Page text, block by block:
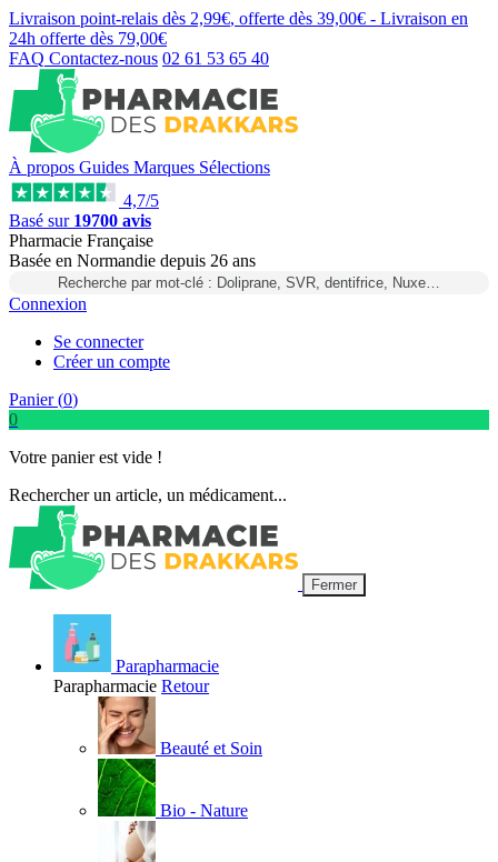
Livraison point-relais dès 2,99€, offerte dès 39,00€ - Livraison en
24h offerte dès 79,00€
FAQ Contactez-nous 02 61 53 65 40
À propos Guides Marques Sélections
4,7/5
Basé sur 19700 avis
Pharmacie Française
Basée en Normandie depuis 26 ans
Recherche par mot-clé : Doliprane, SVR, dentifrice, Nuxe…
Connexion
Se connecter
Créer un compte
Panier (0)
0
Votre panier est vide !
Rechercher un article, un médicament...
Fermer
Parapharmacie
Parapharmacie Retour
Beauté et Soin
Bio - Nature